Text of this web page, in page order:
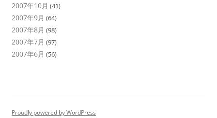
2007年10月 (41)
2007年9月 (64)
2007年8月 (98)
2007年7月 (97)
2007年6月 (56)
Proudly powered by WordPress